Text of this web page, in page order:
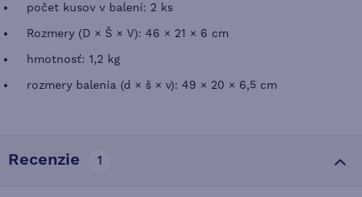
počet kusov v balení: 2 ks
Rozmery (D × Š × V): 46 × 21 × 6 cm
hmotnosť: 1,2 kg
rozmery balenia (d × š × v): 49 × 20 × 6,5 cm
Recenzie 1